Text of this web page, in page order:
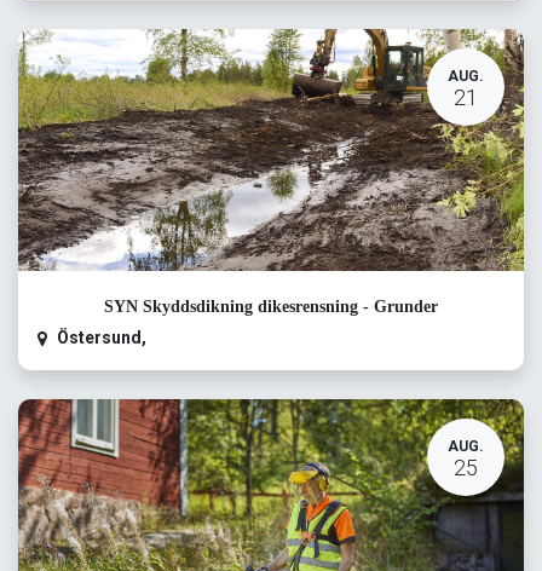
AUG.
21
SYN Skyddsdikning dikesrensning - Grunder
Östersund ,
AUG.
25